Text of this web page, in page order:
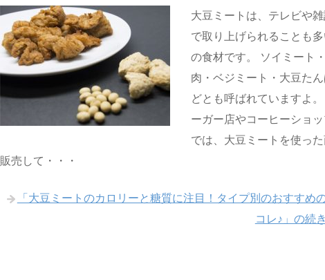
大豆ミートは、テレビや
で取り上げられることも多
の食材です。 ソイミート
肉・ベジミート・大豆た
どとも呼ばれていますよ
ーガー店やコーヒーショ
では、大豆ミートを使っ
販売して・・・
「大豆ミートのカロリーと糖質に注目！タイプ別のおすすめ
コレ♪」の続